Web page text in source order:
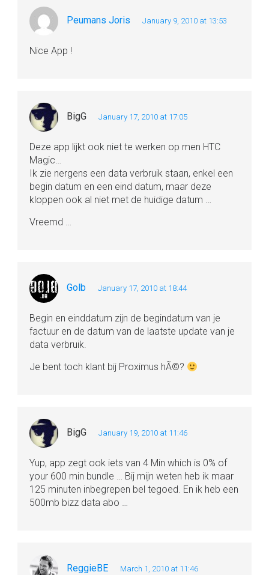
Peumans Joris January 9, 2010 at 13:53
Nice App !
BigG January 17, 2010 at 17:05
Deze app lijkt ook niet te werken op men HTC
Magic…
Ik zie nergens een data verbruik staan, enkel een
begin datum en een eind datum, maar deze
kloppen ook al niet met de huidige datum …
Vreemd …
Golb January 17, 2010 at 18:44
Begin en einddatum zijn de begindatum van je
factuur en de datum van de laatste update van je
data verbruik.
Je bent toch klant bij Proximus hÃ©?
BigG January 19, 2010 at 11:46
Yup, app zegt ook iets van 4 Min which is 0% of
your 600 min bundle … Bij mijn weten heb ik maar
125 minuten inbegrepen bel tegoed. En ik heb een
500mb bizz data abo …
ReggieBE March 1, 2010 at 11:46